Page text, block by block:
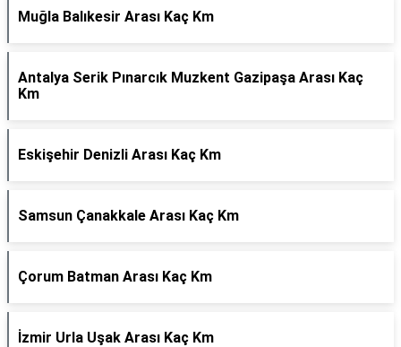
Muğla Balıkesir Arası Kaç Km
Antalya Serik Pınarcık Muzkent Gazipaşa Arası Kaç
Km
Eskişehir Denizli Arası Kaç Km
Samsun Çanakkale Arası Kaç Km
Çorum Batman Arası Kaç Km
İzmir Urla Uşak Arası Kaç Km